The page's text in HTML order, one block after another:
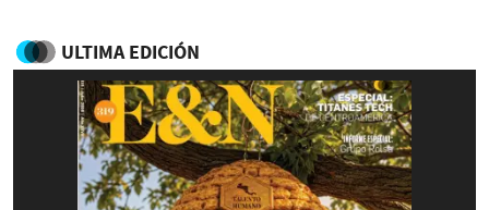
ULTIMA EDICIÓN